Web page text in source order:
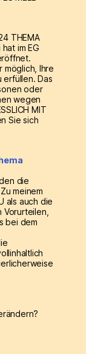
THEMA
im EG
möglich, Ihre
erfüllen. Das
oder
wegen
MIT
Sie sich
die
meinem
als auch die
bei dem